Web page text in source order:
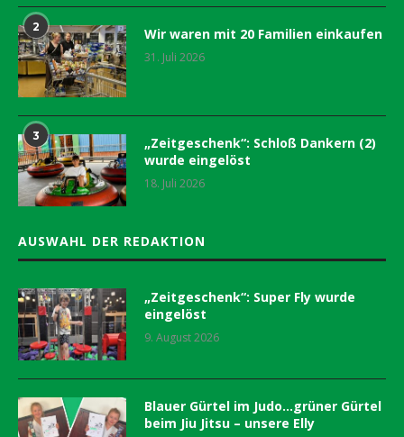
2 Wir waren mit 20 Familien einkaufen
31. Juli 2026
3
„Zeitgeschenk“: Schloß Dankern (2)
wurde eingelöst
18. Juli 2026
AUSWAHL DER REDAKTION
„Zeitgeschenk“: Super Fly wurde
eingelöst
9. August 2026
Blauer Gürtel im Judo…grüner Gürtel
beim Jiu Jitsu – unsere Elly